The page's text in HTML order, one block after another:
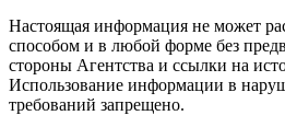
Настоящая информация не может
способом и в любой форме без
стороны Агентства и ссылки на
Использование информации в
требований запрещено.